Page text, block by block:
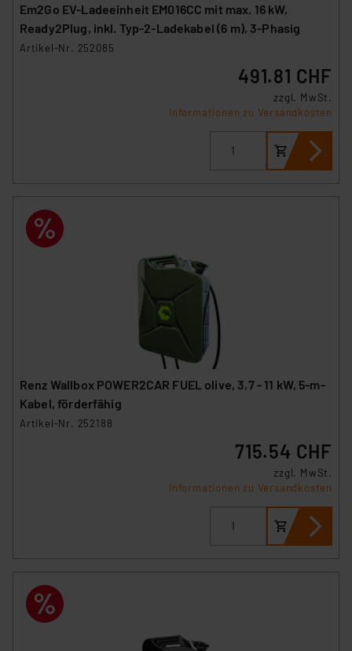
Em2Go EV-Ladeeinheit EM016CC mit max. 16 kW,
Ready2Plug, inkl. Typ-2-Ladekabel (6 m), 3-Phasig
Artikel-Nr. 252085
491.81 CHF
zzgl. MwSt.
Informationen zu Versandkosten
Renz Wallbox POWER2CAR FUEL olive, 3,7 - 11 kW, 5-m-
Kabel, förderfähig
Artikel-Nr. 252188
715.54 CHF
zzgl. MwSt.
Informationen zu Versandkosten